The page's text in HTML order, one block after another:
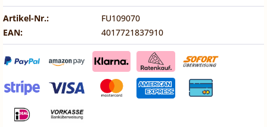
Artikel-Nr.:
FU109070
EAN:
4017721837910